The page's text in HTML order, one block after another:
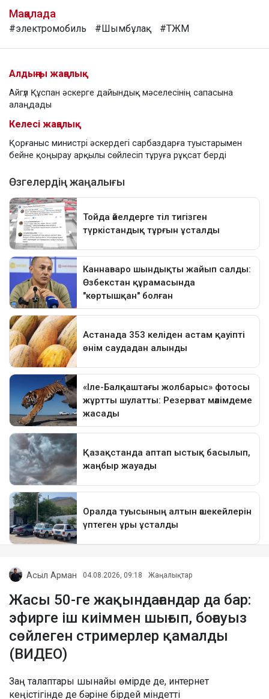
Мақалада
#электромобиль #Шымбұлақ #ТЖМ
Алдыңғы жаңалық
Айгүл Құспан әскерге дайындық мәселесінің сапасына
алаңдады
Келесі жаңалық
Қорғаныс министрі әскердегі сарбаздарға туыстарымен
бейне қоңырау арқылы сөйлесіп тұруға рұқсат берді
Асыл Арман 04.08.2026, 09:18 Жаңалықтар
Жасы 50-ге жақындағандар да бар:
эфирге іш киіммен шығып, боғауыз
сөйлеген стримерлер қамалды
(ВИДЕО)
Заң талаптары шынайы өмірде де, интернет
кеңістігінде де бәріне бірдей міндетті